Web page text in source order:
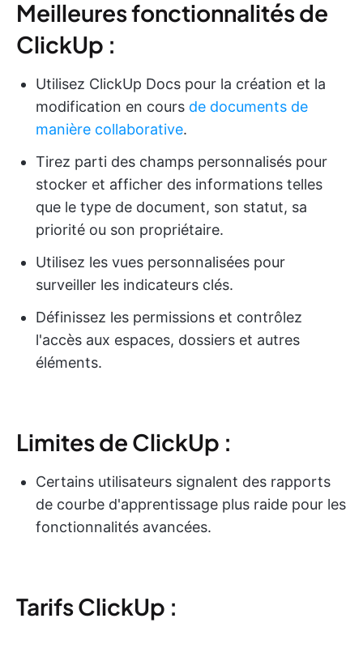
Meilleures fonctionnalités de
ClickUp :
Utilisez ClickUp Docs pour la création et la
modification en cours de documents de
manière collaborative.
Tirez parti des champs personnalisés pour
stocker et afficher des informations telles
que le type de document, son statut, sa
priorité ou son propriétaire.
Utilisez les vues personnalisées pour
surveiller les indicateurs clés.
Définissez les permissions et contrôlez
l'accès aux espaces, dossiers et autres
éléments.
Limites de ClickUp :
Certains utilisateurs signalent des rapports
de courbe d'apprentissage plus raide pour les
fonctionnalités avancées.
Tarifs ClickUp :